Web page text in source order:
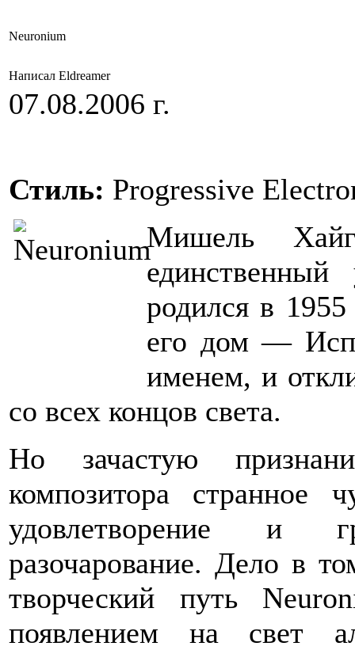
Neuronium
Написал Eldreamer
07.08.2006 г.
Стиль: Progressive
Мишель
единственный
родился в
его дом —
именем, и
со всех концов света.
Но зачастую
композитора странное
удовлетворение и
разочарование. Дело в
творческий путь
появлением на свет